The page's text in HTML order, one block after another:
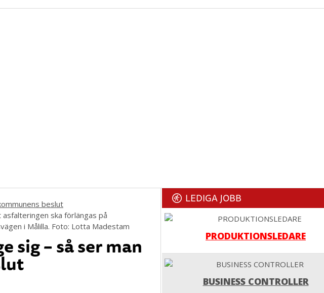
ska förlängas på
i Målilla. Foto: Lotta Madestam
sig – så ser man
LEDIGA JOBB
PRODUKTIONSLEDARE
BUSINESS CONTROLLER